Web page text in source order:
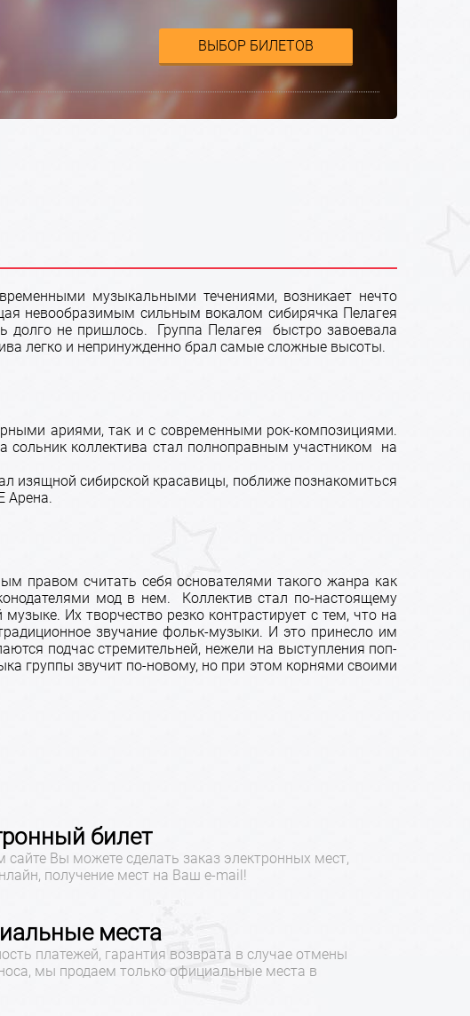
ВЫБОР БИЛЕТОВ
музыкальными течениями, возникает нечто
невообразимым сильным вокалом сибирячка Пелагея
долго не пришлось. Группа Пелагея быстро завоевала
легко и непринужденно брал самые сложные высоты.
ариями, так и с современными рок-композициями.
коллектива стал полноправным участником на
изящной сибирской красавицы, поближе познакомиться
Арена.
правом считать себя основателями такого жанра как
мод в нем. Коллектив стал по-настоящему
Их творчество резко контрастирует с тем, что на
звучание фольк-музыки. И это принесло им
подчас стремительней, нежели на выступления поп-
группы звучит по-новому, но при этом корнями своими
билет
Вы можете сделать заказ электронных мест,
получение мест на Ваш e-mail!
места
платежей, гарантия возврата в случае отмены
мы продаем только официальные места в